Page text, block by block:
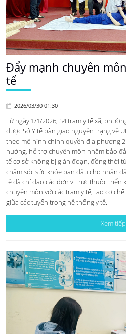
Đẩy mạnh chuyên
tế
2026/03/30 01:30
Từ ngày 1/1/2026, 54 trạm y tế xã,
được Sở Y tế bàn giao nguyên trạng về
theo mô hình chính quyền địa phương 2
hướng, hỗ trợ chuyên môn nhằm bảo
tế cơ sở không bị gián đoạn, đồng thời
chăm sóc sức khỏe ban đầu cho nhân
tế đã chỉ đạo các đơn vị trực thuộc triển
chuyên môn với các trạm y tế, tạo cơ
giữa các tuyến trong hệ thống y tế.
Xem tiếp